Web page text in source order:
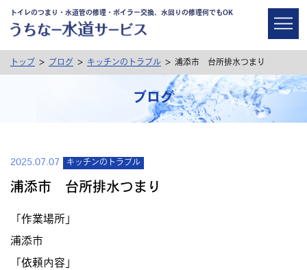
トイレのつまり・水道管の修理・ボイラー交換、水回りの修理何でもOK
トップ > ブログ > キッチンのトラブル > 浦添市 台所排水つまり
ブログ
2025.07.07 キッチンのトラブル
浦添市 台所排水つまり
「作業場所」
浦添市
「依頼内容」